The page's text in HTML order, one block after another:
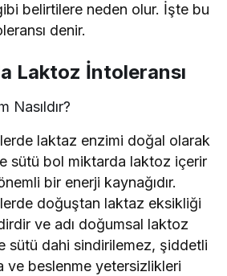
belirtilere neden olur. İşte bu
denir.
Laktoz İntoleransı
Nasıldır?
laktaz enzimi doğal olarak
sütü bol miktarda laktoz içerir
bir enerji kaynağıdır.
doğuştan laktaz eksikliği
ve adı doğumsal laktoz
sütü dahi sindirilemez, şiddetli
ve beslenme yetersizlikleri